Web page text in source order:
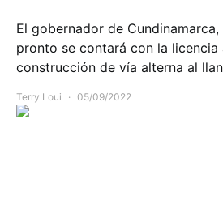
El gobernador de
pronto se contará con la licencia
construcción de vía alterna al
Terry Loui 05/09/2022